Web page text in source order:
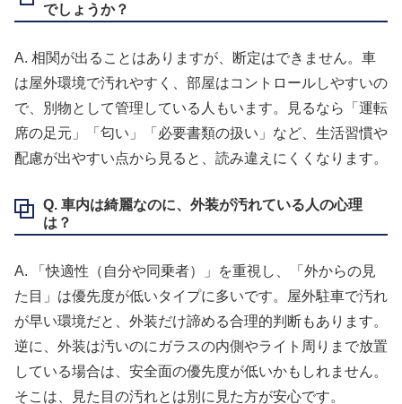
でしょうか？
A. 相関が出ることはありますが、断定はできません。車
は屋外環境で汚れやすく、部屋はコントロールしやすいの
で、別物として管理している人もいます。見るなら「運転
席の足元」「匂い」「必要書類の扱い」など、生活習慣や
配慮が出やすい点から見ると、読み違えにくくなります。
Q. 車内は綺麗なのに、外装が汚れている人の心理
は？
A. 「快適性（自分や同乗者）」を重視し、「外からの見
た目」は優先度が低いタイプに多いです。屋外駐車で汚れ
が早い環境だと、外装だけ諦める合理的判断もあります。
逆に、外装は汚いのにガラスの内側やライト周りまで放置
している場合は、安全面の優先度が低いかもしれません。
そこは、見た目の汚れとは別に見た方が安心です。